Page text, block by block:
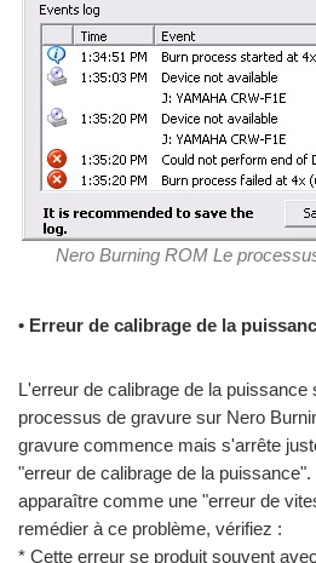
Nero Burning ROM Le
• Erreur de calibrage de la
L'erreur de calibrage de la puissance
processus de gravure sur Nero
gravure commence mais s'arrête
"erreur de calibrage de la
apparaître comme une "erreur de
remédier à ce problème, vérifiez :
* Cette erreur se produit souvent